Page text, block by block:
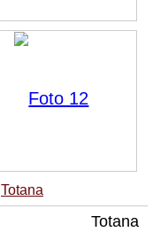
Totana
Totana